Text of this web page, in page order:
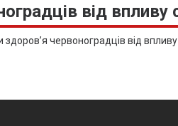
від
здоров’я червоноградців від